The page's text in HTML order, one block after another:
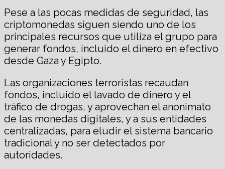
Pese a las pocas medidas de seguridad, las
criptomonedas siguen siendo uno de los
principales recursos que utiliza el grupo para
generar fondos, incluido el dinero en efectivo
desde Gaza y Egipto.
Las organizaciones terroristas recaudan
fondos, incluido el lavado de dinero y el
tráfico de drogas, y aprovechan el anonimato
de las monedas digitales, y a sus entidades
centralizadas, para eludir el sistema bancario
tradicional y no ser detectados por
autoridades.